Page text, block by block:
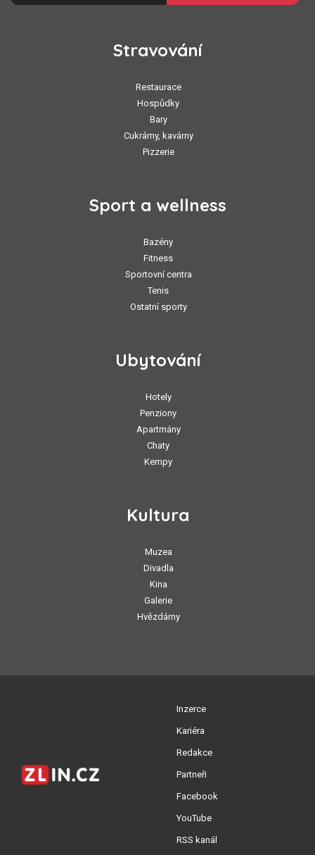
Stravování
Restaurace
Hospůdky
Bary
Cukrárny, kavárny
Pizzerie
Sport a wellness
Bazény
Fitness
Sportovní centra
Tenis
Ostatní sporty
Ubytování
Hotely
Penziony
Apartmány
Chaty
Kempy
Kultura
Muzea
Divadla
Kina
Galerie
Hvězdárny
Inzerce
Kariéra
Redakce
Partneři
Facebook
YouTube
RSS kanál